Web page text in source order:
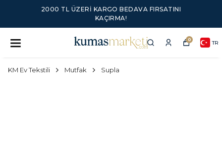
2000 TL ÜZERI KARGO BEDAVA FIRSATINI
KAÇIRMA!
0 TR
KM Ev Tekstili Mutfak Supla